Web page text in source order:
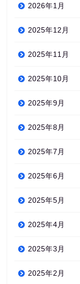
2026年1月
2025年12月
2025年11月
2025年10月
2025年9月
2025年8月
2025年7月
2025年6月
2025年5月
2025年4月
2025年3月
2025年2月